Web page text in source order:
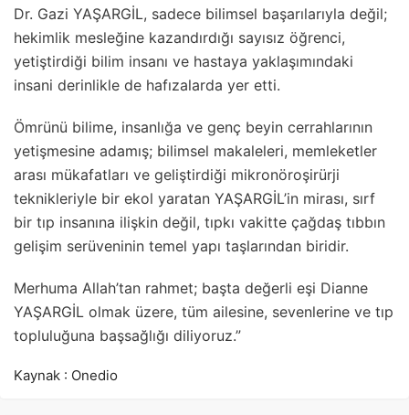
Dr. Gazi YAŞARGİL, sadece bilimsel başarılarıyla değil;
hekimlik mesleğine kazandırdığı sayısız öğrenci,
yetiştirdiği bilim insanı ve hastaya yaklaşımındaki
insani derinlikle de hafızalarda yer etti.
Ömrünü bilime, insanlığa ve genç beyin cerrahlarının
yetişmesine adamış; bilimsel makaleleri, memleketler
arası mükafatları ve geliştirdiği mikronöroşirürji
teknikleriyle bir ekol yaratan YAŞARGİL’in mirası, sırf
bir tıp insanına ilişkin değil, tıpkı vakitte çağdaş tıbbın
gelişim serüveninin temel yapı taşlarından biridir.
Merhuma Allah’tan rahmet; başta değerli eşi Dianne
YAŞARGİL olmak üzere, tüm ailesine, sevenlerine ve tıp
topluluğuna başsağlığı diliyoruz.”
Kaynak : Onedio